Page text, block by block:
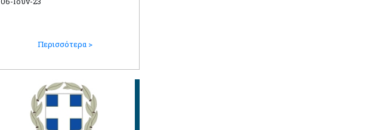
Περισσότερα >